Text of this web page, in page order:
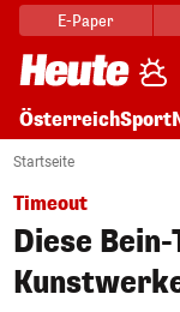
E-Paper
ÖsterreichSport
Startseite
Timeout
Diese